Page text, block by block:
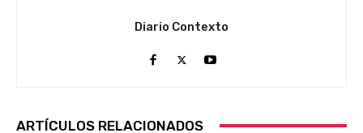
Diario Contexto
ARTÍCULOS RELACIONADOS